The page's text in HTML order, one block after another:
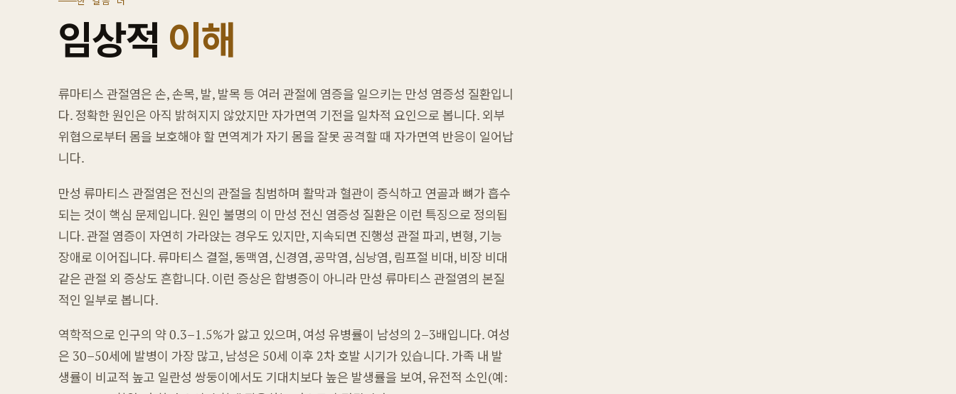
임상적 이해
류마티스 관절염은 손, 손목, 발, 발목 등 여러 관절에 염증을 일으키는 만성 염증성 질환입니
다. 정확한 원인은 아직 밝혀지지 않았지만 자가면역 기전을 일차적 요인으로 봅니다. 외부
위협으로부터 몸을 보호해야 할 면역계가 자기 몸을 잘못 공격할 때 자가면역 반응이 일어납
니다.
만성 류마티스 관절염은 전신의 관절을 침범하며 활막과 혈관이 증식하고 연골과 뼈가 흡수
되는 것이 핵심 문제입니다. 원인 불명의 이 만성 전신 염증성 질환은 이런 특징으로 정의됩
니다. 관절 염증이 자연히 가라앉는 경우도 있지만, 지속되면 진행성 관절 파괴, 변형, 기능
장애로 이어집니다. 류마티스 결절, 동맥염, 신경염, 공막염, 심낭염, 림프절 비대, 비장 비대
같은 관절 외 증상도 흔합니다. 이런 증상은 합병증이 아니라 만성 류마티스 관절염의 본질
적인 일부로 봅니다.
역학적으로 인구의 약 0.3–1.5%가 앓고 있으며, 여성 유병률이 남성의 2–3배입니다. 여성
은 30–50세에 발병이 가장 많고, 남성은 50세 이후 2차 호발 시기가 있습니다. 가족 내 발
생률이 비교적 높고 일란성 쌍둥이에서도 기대치보다 높은 발생률을 보여, 유전적 소인(예: